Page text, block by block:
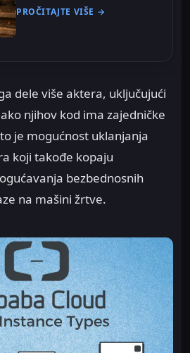
PROČITAJTE VIŠE →
dele više aktera, uključujući
njihov kod ima zajedničke
je mogućnost uklanjanja
koji takođe kopaju
bezbednosnih
na mašini žrtve.